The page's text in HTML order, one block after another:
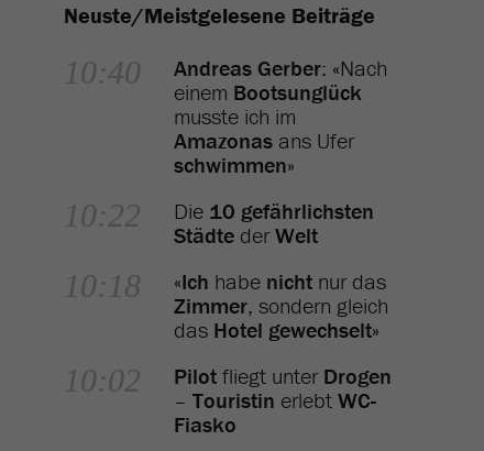
Neuste/Meistgelesene Beiträge
10:40 Andreas Gerber: «Nach
einem Bootsunglück
musste ich im
Amazonas ans Ufer
schwimmen»
10:22 Die 10 gefährlichsten
Städte derWelt
10:18 «Ich habe nicht nur das
Zimmer, sondern gleich
das Hotel gewechselt»
10:02 Pilot fliegt unter Drogen
– Touristin erlebt WC-
Fiasko